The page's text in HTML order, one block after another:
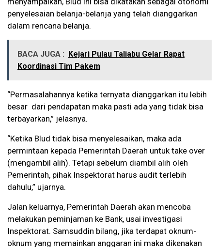
penyelesaian belanja-belanja yang telah dianggarkan
dalam rencana belanja.
BACA JUGA :
Kejari Pulau Taliabu Gelar Rapat
Koordinasi Tim Pakem
“Permasalahannya ketika ternyata dianggarkan itu lebih
besar dari pendapatan maka pasti ada yang tidak bisa
terbayarkan,” jelasnya.
“Ketika Blud tidak bisa menyelesaikan, maka ada
permintaan kepada Pemerintah Daerah untuk take over
(mengambil alih). Tetapi sebelum diambil alih oleh
Pemerintah, pihak Inspektorat harus audit terlebih
dahulu,” ujarnya.
Jalan keluarnya, Pemerintah Daerah akan mencoba
melakukan peminjaman ke Bank, usai investigasi
Inspektorat. Samsuddin bilang, jika terdapat oknum-
oknum yang memainkan anggaran ini maka dikenakan